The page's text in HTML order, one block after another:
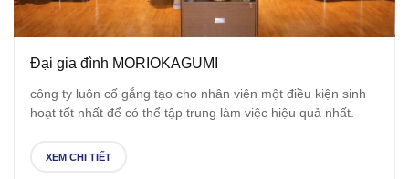
Đại gia đình MORIOKAGUMI
công ty luôn cố gắng tạo cho nhân viên một điều kiện sinh
hoạt tốt nhất để có thể tập trung làm việc hiệu quả nhất.
XEM CHI TIẾT